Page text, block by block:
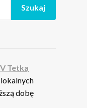
Tetka
dobę